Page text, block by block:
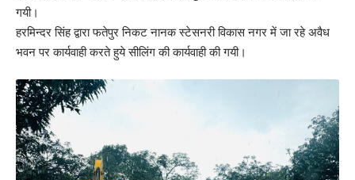
गयी।
हरमिन्दर सिंह द्वारा फतेपुर निकट नानक स्टेसनरी विकास नगर में जा रहे अवैध
भवन पर कार्यवाही करते हुये सीलिंग की कार्यवाही की गयी।